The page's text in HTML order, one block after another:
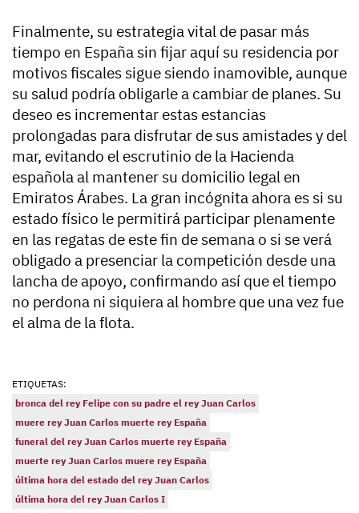
Finalmente, su estrategia vital de pasar más
tiempo en España sin fijar aquí su residencia por
motivos fiscales sigue siendo inamovible, aunque
su salud podría obligarle a cambiar de planes. Su
deseo es incrementar estas estancias
prolongadas para disfrutar de sus amistades y del
mar, evitando el escrutinio de la Hacienda
española al mantener su domicilio legal en
Emiratos Árabes. La gran incógnita ahora es si su
estado físico le permitirá participar plenamente
en las regatas de este fin de semana o si se verá
obligado a presenciar la competición desde una
lancha de apoyo, confirmando así que el tiempo
no perdona ni siquiera al hombre que una vez fue
el alma de la flota.
ETIQUETAS:
bronca del rey Felipe con su padre el rey Juan Carlos
muere rey Juan Carlos muerte rey España
funeral del rey Juan Carlos muerte rey España
muerte rey Juan Carlos muere rey España
última hora del estado del rey Juan Carlos
última hora del rey Juan Carlos I